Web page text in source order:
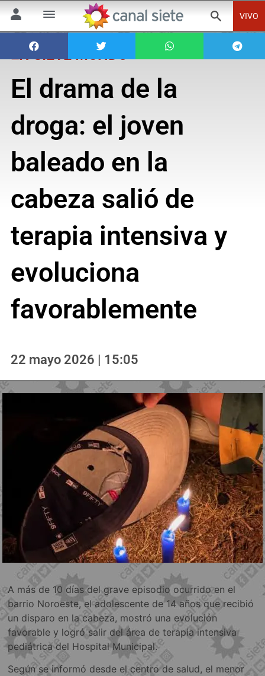
VIVO
EN SIETE MUNDO
El drama de la
droga: el joven
baleado en la
cabeza salió de
terapia intensiva y
evoluciona
favorablemente
22 mayo 2026 | 15:05
A más de 10 días del grave episodio ocurrido en el
barrio Noroeste, el adolescente de 14 años que recibió
un disparo en la cabeza, mostró una evolución
favorable y logró salir del área de terapia intensiva
pediátrica del Hospital Municipal.
Según se informó desde el centro de salud, el menor